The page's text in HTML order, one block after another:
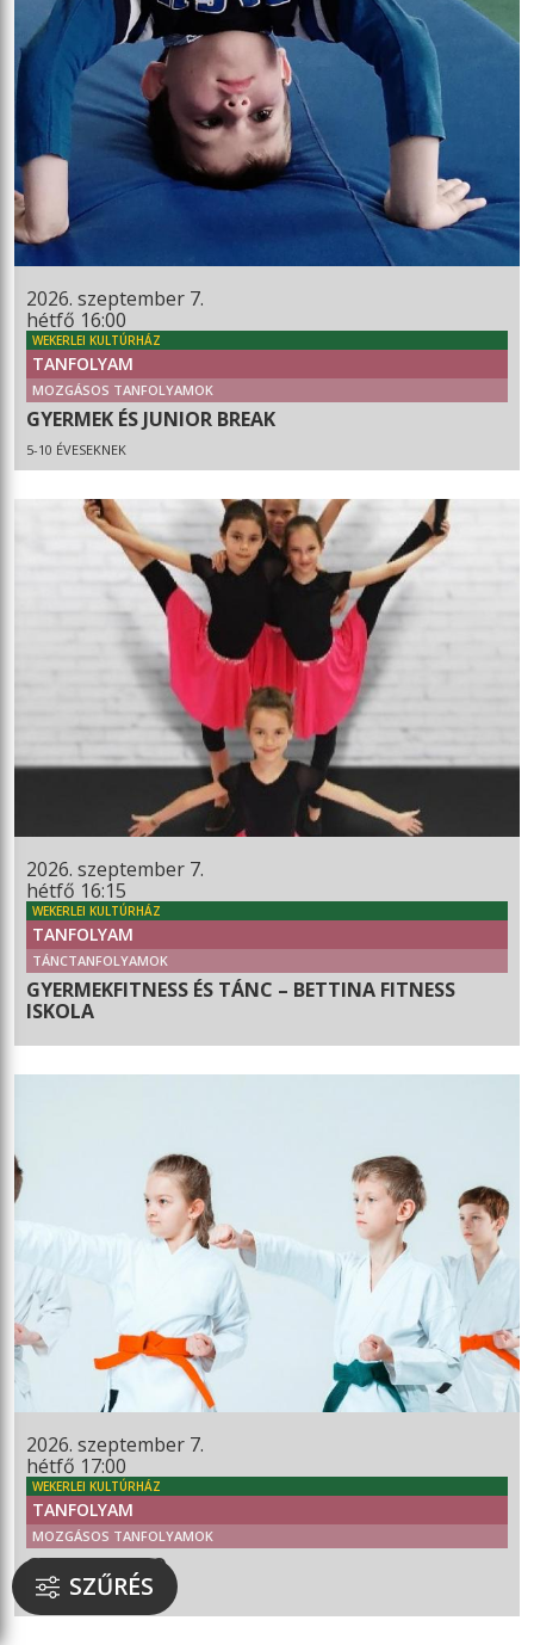
2026. szeptember 7.
hétfő 16:00
WEKERLEI KULTÚRHÁZ
TANFOLYAM
MOZGÁSOS TANFOLYAMOK
GYERMEK ÉS JUNIOR BREAK
5-10 ÉVESEKNEK
2026. szeptember 7.
hétfő 16:15
WEKERLEI KULTÚRHÁZ
TANFOLYAM
TÁNCTANFOLYAMOK
GYERMEKFITNESS ÉS TÁNC – BETTINA FITNESS
ISKOLA
2026. szeptember 7.
hétfő 17:00
WEKERLEI KULTÚRHÁZ
TANFOLYAM
MOZGÁSOS TANFOLYAMOK
GYEREK KEMPO
6 ÉVES KORTÓL
SZŰRÉS